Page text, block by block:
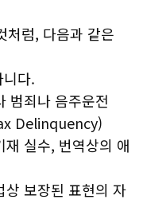
처럼, 다음과 같은
다.
범죄나 음주운전
Delinquency)
실수, 번역상의 애
상 보장된 표현의 자